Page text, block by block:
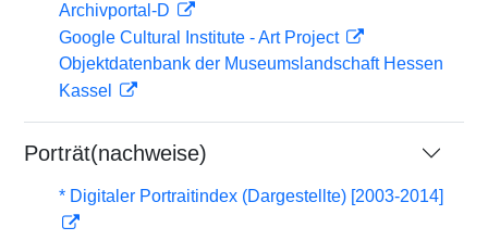
Archivportal-D
Google Cultural Institute - Art Project
Objektdatenbank der Museumslandschaft Hessen
Kassel
Porträt(nachweise)
* Digitaler Portraitindex (Dargestellte) [2003-2014]